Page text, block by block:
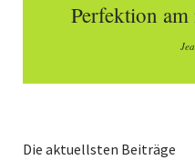
Perfektion am
Die aktuellsten Beiträge